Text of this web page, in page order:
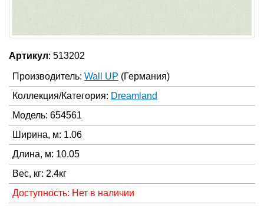
Артикул: 513202
Производитель: Wall UP (Германия)
Коллекция/Категория: Dreamland
Модель: 654561
Ширина, м: 1.06
Длина, м: 10.05
Вес, кг: 2.4кг
Доступность: Нет в наличии